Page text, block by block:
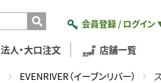
会員登録 / ログイン
法人・大口注文 店舗一覧
EVENRIVER（イーブンリバー）